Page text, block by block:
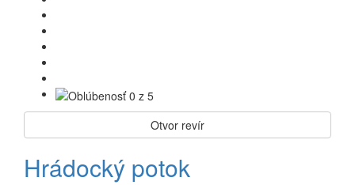
Otvor revír
Hrádocký potok